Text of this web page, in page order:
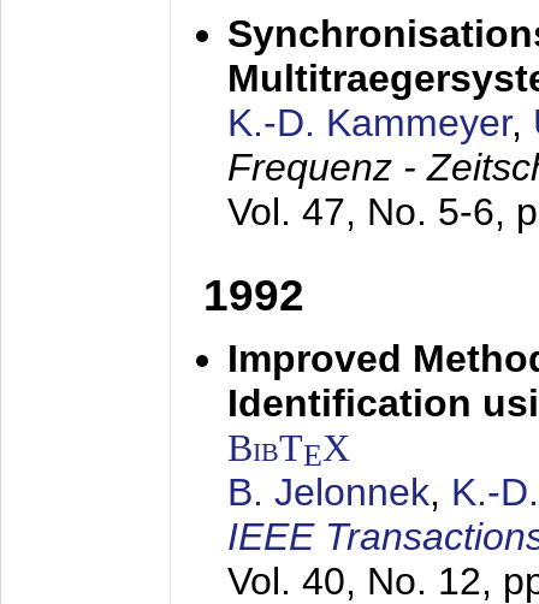
K.-D. Kammeyer,
Frequenz -
Vol. 47, No. 5-6,
1992
Improved
Identification
BibTEX
B. Jelonnek, K.-
IEEE
Vol. 40, No. 12,